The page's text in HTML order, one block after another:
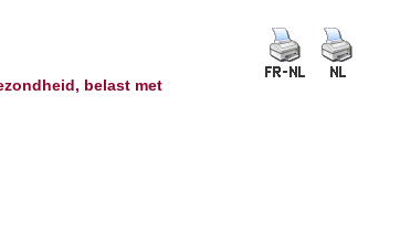
belast met